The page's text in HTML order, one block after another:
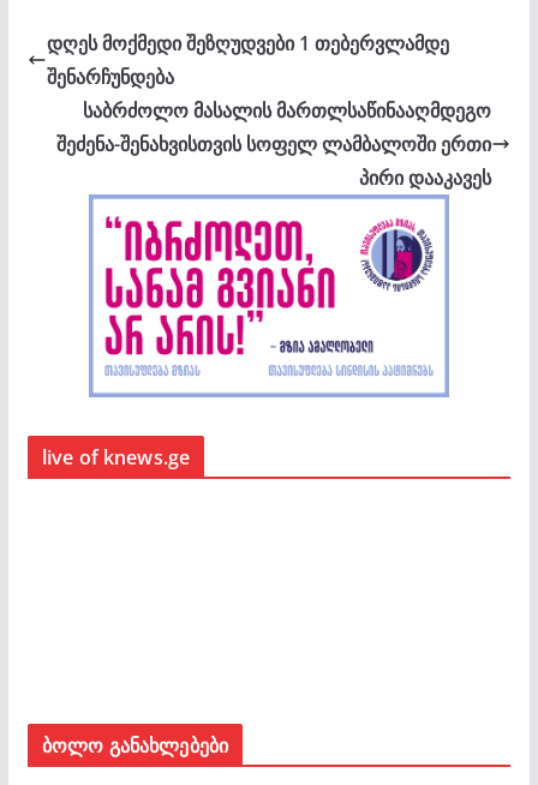
დღეს მოქმედი შეზღუდვები 1 თებერვლამდე
შენარჩუნდება
საბრძოლო მასალის მართლსაწინააღმდეგო
შეძენა-შენახვისთვის სოფელ ლამბალოში ერთი
პირი დააკავეს
live of knews.ge
ბოლო განახლებები